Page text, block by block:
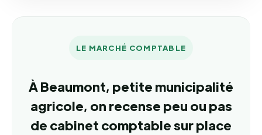
LE MARCHÉ COMPTABLE
À Beaumont, petite municipalité
agricole, on recense peu ou pas
de cabinet comptable sur place